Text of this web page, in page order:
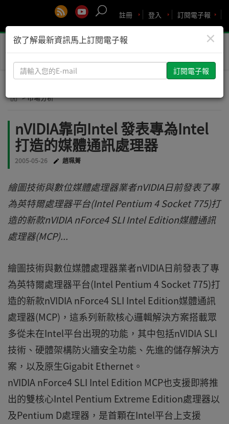
訂閱電子報
登入
註冊
Toggle
> 市場分析
nVIDIA靠向Intel 發表專為Intel
打造的媒體通訊處理器
2005-05-26 趙珮菁
繪圖技術與數位媒體處理器業者nVIDIA日前發表了專
為英特爾處理器平台(Intel Pentium 4 Socket 775)打
造的新款nVIDIA nForce4 SLI Intel Edition媒體通訊
處理器(MCP)...
繪圖技術與數位媒體處理器業者nVIDIA日前發表了專
為英特爾處理器平台(Intel Pentium 4 Socket 775)打
造的新款nVIDIA nForce4 SLI Intel Edition媒體通訊
處理器(MCP)，這系列新款核心邏輯解決方案搭載眾
多從未在Intel平台出現的功能，其中包括nVIDIA SLI
技術、硬體架構防火牆安全功能、先進的儲存解決方
案，以及原生Gigabit Ethernet。
nVIDIA nForce4 SLI Intel Edition MCP也支援即將推
出的雙核心Intel Pentium Extreme Edition處理器以
及Pentium D處理器，是首顆在Intel平台上支援
×
欲了解最新資訊馬上訂閱電子報
請
輸
您
E-
mail